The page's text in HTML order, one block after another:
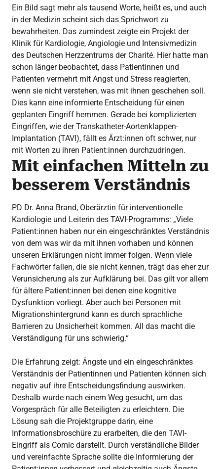
Ein Bild sagt mehr als tausend Worte, heißt es, und auch
in der Medizin scheint sich das Sprichwort zu
bewahrheiten. Das zumindest zeigte ein Projekt der
Klinik für Kardiologie, Angiologie und Intensivmedizin
des Deutschen Herzzentrums der Charité. Hier hatte man
schon länger beobachtet, dass Patientinnen und
Patienten vermehrt mit Angst und Stress reagierten,
wenn sie nicht verstehen, was mit ihnen geschehen soll.
Dies kann eine informierte Entscheidung für einen
geplanten Eingriff hemmen. Gerade bei komplizierten
Eingriffen, wie der Transkatheter-Aortenklappen-
Implantation (TAVI), fällt es Ärzt:innen oft schwer, nur
mit Worten zu ihren Patient:innen durchzudringen.
Mit einfachen Mitteln zu
besserem Verständnis
PD Dr. Anna Brand, Oberärztin für interventionelle
Kardiologie und Leiterin des TAVI-Programms: „Viele
Patient:innen haben nur ein eingeschränktes Verständnis
von dem was wir da mit ihnen vorhaben und können
unseren Erklärungen nicht immer folgen. Wenn viele
Fachwörter fallen, die sie nicht kennen, trägt das eher zur
Verunsicherung als zur Aufklärung bei. Das gilt vor allem
für ältere Patient:innen bei denen eine kognitive
Dysfunktion vorliegt. Aber auch bei Personen mit
Migrationshintergrund kann es durch sprachliche
Barrieren zu Unsicherheit kommen. All das macht die
Verständigung für uns schwierig.“
Die Erfahrung zeigt: Ängste und ein eingeschränktes
Verständnis der Patientinnen und Patienten können sich
negativ auf ihre Entscheidungsfindung auswirken.
Deshalb wurde nach einem Weg gesucht, um das
Vorgespräch für alle Beteiligten zu erleichtern. Die
Lösung sah die Projektgruppe darin, eine
Informationsbroschüre zu erarbeiten, die den TAVI-
Eingriff als Comic darstellt. Durch verständliche Bilder
und vereinfachte Sprache sollte die Informierung der